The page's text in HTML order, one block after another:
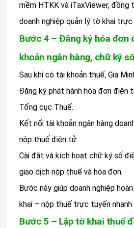
mềm HTKK và iTaxViewer, đồng
doanh nghiệp quản lý tờ khai
Bước 4 – Đăng ký hóa đơn
khoản ngân hàng, chữ ký số
Sau khi có tài khoản thuế, Gia
Đăng ký phát hành hóa đơn điện
Tổng cục Thuế.
Kết nối tài khoản ngân hàng
nộp thuế điện tử.
Cài đặt và kích hoạt chữ ký số
giao dịch nộp thuế và hóa đơn.
Bước này giúp doanh nghiệp
khai – nộp thuế trực tuyến nhanh
Bước 5 – Lập tờ khai thuế